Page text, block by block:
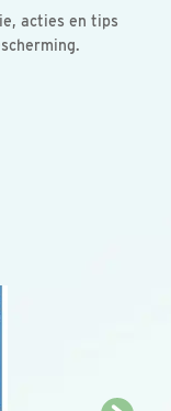
acties en tips